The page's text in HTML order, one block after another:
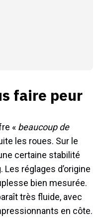
faire peur
« beaucoup de
les roues. Sur le
certaine stabilité
réglages d’origine
bien mesurée.
très fluide, avec
en côte.